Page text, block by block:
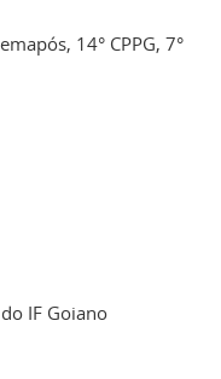
14° CPPG, 7°
IF Goiano